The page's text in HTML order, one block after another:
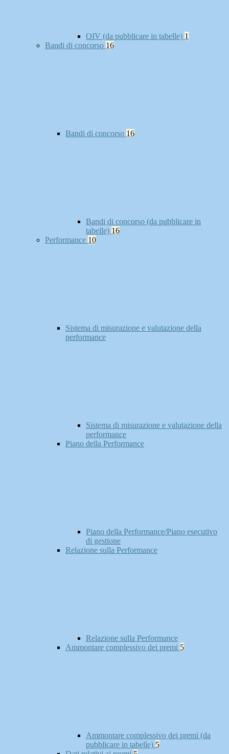
OIV (da pubblicare in tabelle) 1
Bandi di concorso 16
Bandi di concorso 16
Bandi di concorso (da pubblicare in
tabelle) 16
Performance 10
Sistema di misurazione e valutazione della
performance
Sistema di misurazione e valutazione della
performance
Piano della Performance
Piano della Performance/Piano esecutivo
di gestione
Relazione sulla Performance
Relazione sulla Performance
Ammontare complessivo dei premi 5
Ammontare complessivo dei premi (da
pubblicare in tabelle) 5